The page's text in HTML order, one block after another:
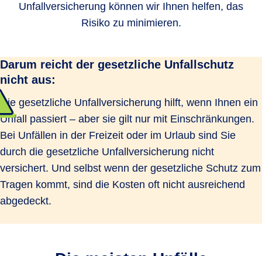
Unfallversicherung können wir Ihnen helfen, das
Risiko zu minimieren.
Darum reicht der gesetzliche Unfallschutz
nicht aus:
Die gesetzliche Unfallversicherung hilft, wenn Ihnen ein
Unfall passiert – aber sie gilt nur mit Einschränkungen.
Bei Unfällen in der Freizeit oder im Urlaub sind Sie
durch die gesetzliche Unfallversicherung nicht
versichert. Und selbst wenn der gesetzliche Schutz zum
Tragen kommt, sind die Kosten oft nicht ausreichend
abgedeckt.